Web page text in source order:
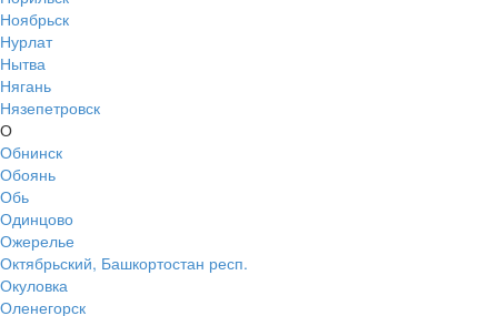
Ноябрьск
Нурлат
Нытва
Нягань
Нязепетровск
О
Обнинск
Обоянь
Обь
Одинцово
Ожерелье
Октябрьский, Башкортостан респ.
Окуловка
Оленегорск